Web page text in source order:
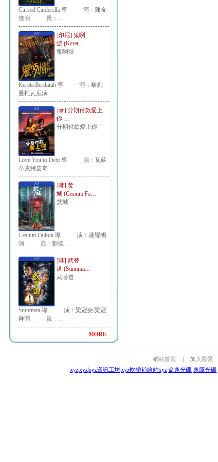
Cursed Cinderella 導 演：陳友
進演 員：…
[印尼] 鬼咧
號 (Keret…
鬼咧號
Kereta Berdarah 導 演：黎刹
曼托瓦尼演 …
[泰] 分期付款愛上
你 …
分期付款愛上你
Love You to Debt 導 演：瓦蘇
蒂克特皮奇…
[港] 焚
城 (Cesium Fa…
焚城
Cesium Fallout 導 演：潘耀明
演 員：劉德…
[港] 武替
道 (Stuntma…
武替道
Stuntman 導 演：梁冠堯/梁冠
舜演 員：…
MORE
網站首頁
加入最愛
xyzxyzxyz資訊工坊xyz軟體補給站xyz 命題光碟 題庫光碟